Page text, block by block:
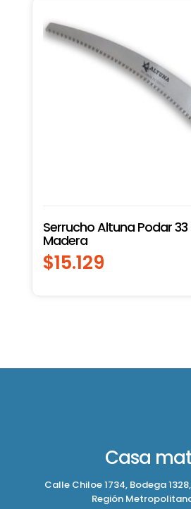
Serrucho Altuna Podar
Madera
$15.129
Casa
Calle Chiloe 1734, Bodega
Región